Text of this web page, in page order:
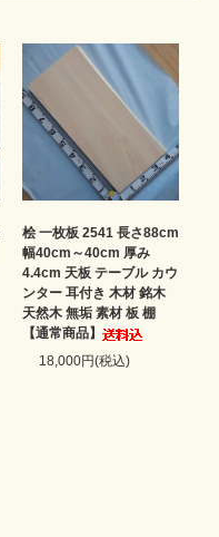
桧 一枚板 2541 長さ88cm
幅40cm～40cm 厚み
4.4cm 天板 テーブル カウ
ンター 耳付き 木材 銘木
天然木 無垢 素材 板 棚
【通常商品】
18,000円(税込)